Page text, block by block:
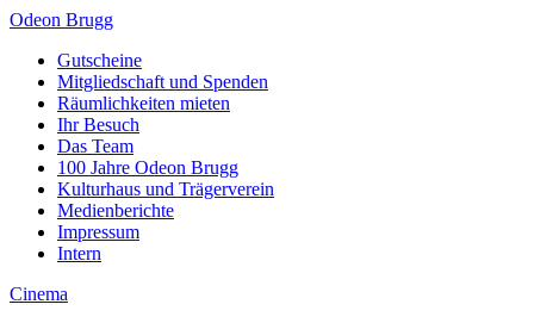
Odeon Brugg
Gutscheine
Mitgliedschaft und Spenden
Räumlichkeiten mieten
Ihr Besuch
Das Team
100 Jahre Odeon Brugg
Kulturhaus und Trägerverein
Medienberichte
Impressum
Intern
Cinema